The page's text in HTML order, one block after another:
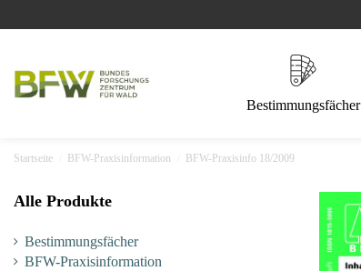
Bestimmungsfächer
Startseite BFW-Praxisinformation BFW-Praxisinfo 18/2009
Alle Produkte
Bestimmungsfächer
BFW-Praxisinformation